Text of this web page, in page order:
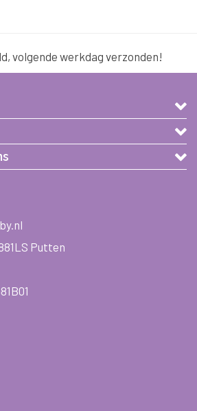
volgende werkdag verzonden!
Putten